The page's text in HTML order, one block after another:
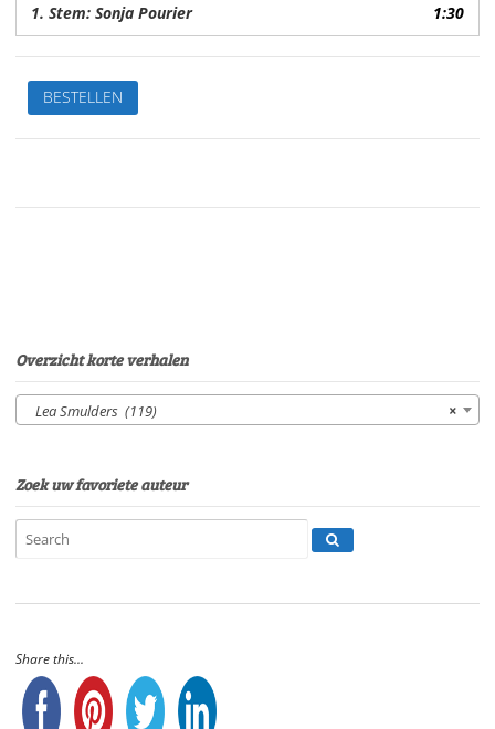
1. Stem: Sonja Pourier 1:30
De
koe
die
kikkers
BESTELLEN
Overzicht korte verhalen
×
Lea Smulders (119)
Zoek uw favoriete auteur
Share this...